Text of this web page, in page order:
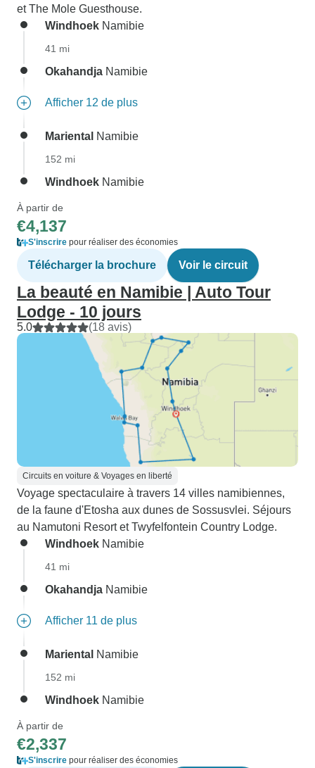
et The Mole Guesthouse.
Windhoek Namibie
41 mi
Okahandja Namibie
Afficher 12 de plus
Mariental Namibie
152 mi
Windhoek Namibie
À partir de
€4,137
S'inscrire pour réaliser des économies
Télécharger la brochure Voir le circuit
La beauté en Namibie | Auto Tour
Lodge - 10 jours
5.0 (18 avis)
Circuits en voiture & Voyages en liberté
Voyage spectaculaire à travers 14 villes namibiennes,
de la faune d'Etosha aux dunes de Sossusvlei. Séjours
au Namutoni Resort et Twyfelfontein Country Lodge.
Windhoek Namibie
41 mi
Okahandja Namibie
Afficher 11 de plus
Mariental Namibie
152 mi
Windhoek Namibie
À partir de
€2,337
S'inscrire pour réaliser des économies